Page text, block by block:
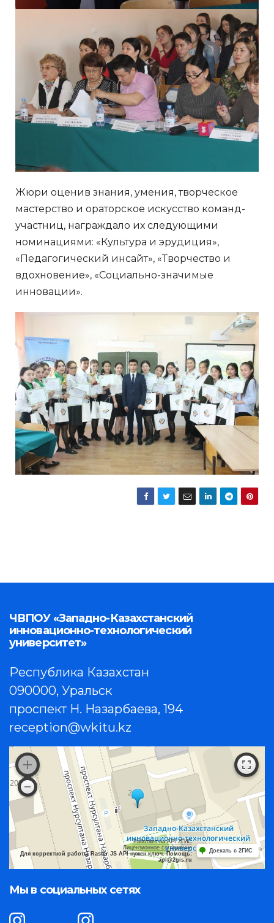
Жюри оценив знания, умения, творческое
мастерство и ораторское искусство команд-
участниц, награждало их следующими
номинациями: «Культура и эрудиция»,
«Педагогический инсайт», «Творчество и
вдохновение», «Социально-значимые
инновации».
ЧВПОУ «Западно-Казахстанский
инновационно-технологический
университет»
Республика Казахстан
090000, Уральск
проспект Н. Назарбаева, 194
reception@wkitu.kz
Работает на API 2ГИС
Лицензионное соглашение
Для корректной работы Raster JS API нужен ключ. Помощь:
api@2gis.ru
Доехать с 2ГИС
Мы в социальных сетях